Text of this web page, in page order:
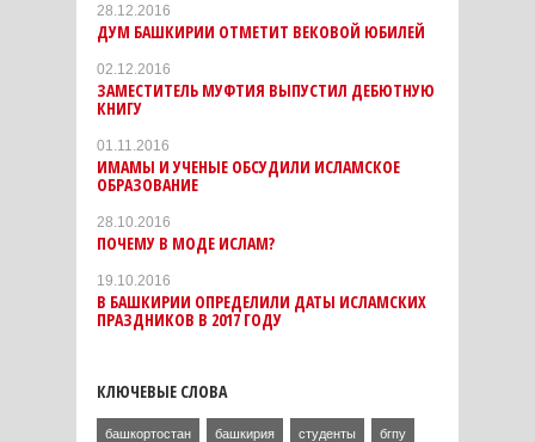
28.12.2016
ДУМ БАШКИРИИ ОТМЕТИТ ВЕКОВОЙ ЮБИЛЕЙ
02.12.2016
ЗАМЕСТИТЕЛЬ МУФТИЯ ВЫПУСТИЛ ДЕБЮТНУЮ
КНИГУ
01.11.2016
ИМАМЫ И УЧЕНЫЕ ОБСУДИЛИ ИСЛАМСКОЕ
ОБРАЗОВАНИЕ
28.10.2016
ПОЧЕМУ В МОДЕ ИСЛАМ?
19.10.2016
В БАШКИРИИ ОПРЕДЕЛИЛИ ДАТЫ ИСЛАМСКИХ
ПРАЗДНИКОВ В 2017 ГОДУ
КЛЮЧЕВЫЕ СЛОВА
башкортостан башкирия студенты бгпу